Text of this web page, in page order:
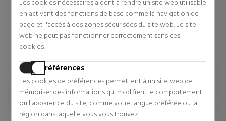
Les cookies nécessaires aident à rendre un site web utilisable
en activant des fonctions de base comme la navigation de
page et l'accès à des zones sécurisées du site web. Le site
web ne peut pas fonctionner correctement sans ces
cookies.
Préférences
Les cookies de préférences permettent à un site web de
mémoriser des informations qui modifient le comportement
ou l'apparence du site, comme votre langue préférée ou la
région dans laquelle vous vous trouvez.
0 revues
0 revues